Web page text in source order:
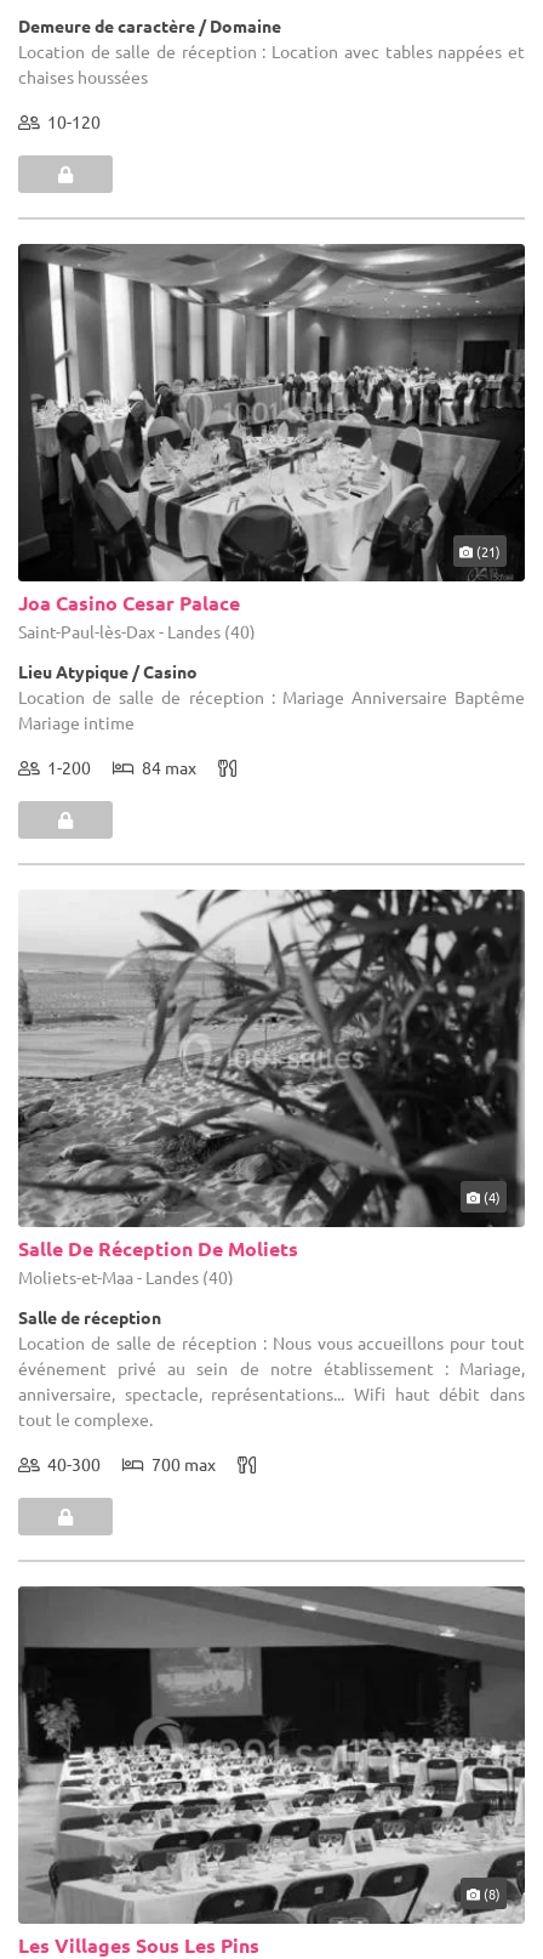
Demeure de caractère / Domaine
Location de salle de réception : Location avec tables nappées et
chaises houssées
10-120
(21)
Joa Casino Cesar Palace
Saint-Paul-lès-Dax - Landes (40)
Lieu Atypique / Casino
Location de salle de réception : Mariage Anniversaire Baptême
Mariage intime
1-200 84 max
(4)
Salle De Réception De Moliets
Moliets-et-Maa - Landes (40)
Salle de réception
Location de salle de réception : Nous vous accueillons pour tout
événement privé au sein de notre établissement : Mariage,
anniversaire, spectacle, représentations... Wifi haut débit dans
tout le complexe.
40-300 700 max
(8)
Les Villages Sous Les Pins